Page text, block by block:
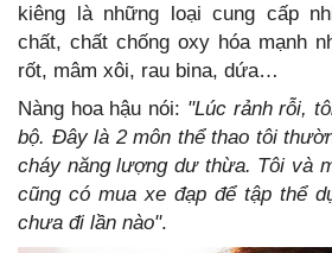
kiêng là những loại cung cấp
chất, chất chống oxy hóa mạnh
rốt, mâm xôi, rau bina, dứa…
Nàng hoa hậu nói: "Lúc rảnh rỗi,
bộ. Đây là 2 môn thể thao tôi
cháy năng lượng dư thừa. Tôi và
cũng có mua xe đạp để tập thể
chưa đi lần nào".